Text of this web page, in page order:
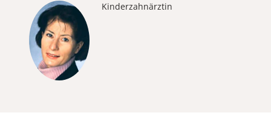
Kinderzahnärztin